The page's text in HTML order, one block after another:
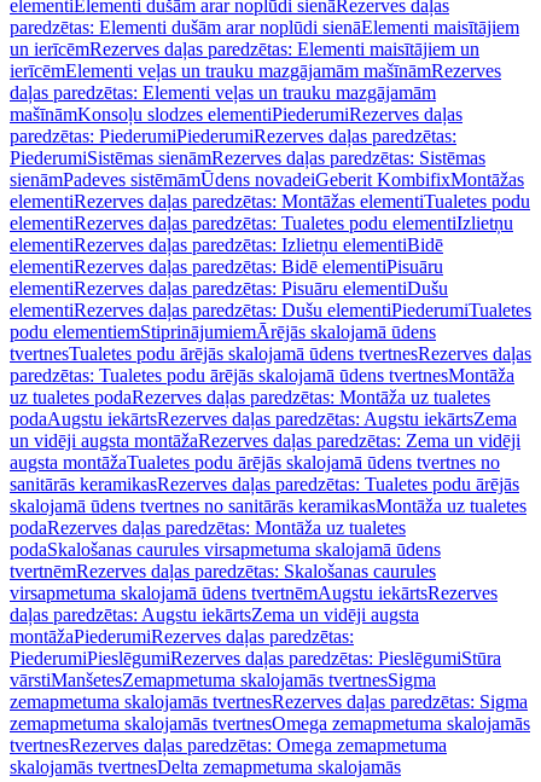
elementiElementi dušām arar noplūdi sienāRezerves daļas
paredzētas: Elementi dušām arar noplūdi sienāElementi maisītājiem
un ierīcēmRezerves daļas paredzētas: Elementi maisītājiem un
ierīcēmElementi veļas un trauku mazgājamām mašīnāmRezerves
daļas paredzētas: Elementi veļas un trauku mazgājamām
mašīnāmKonsoļu slodzes elementiPiederumiRezerves daļas
paredzētas: PiederumiPiederumiRezerves daļas paredzētas:
PiederumiSistēmas sienāmRezerves daļas paredzētas: Sistēmas
sienāmPadeves sistēmāmŪdens novadeiGeberit KombifixMontāžas
elementiRezerves daļas paredzētas: Montāžas elementiTualetes podu
elementiRezerves daļas paredzētas: Tualetes podu elementiIzlietņu
elementiRezerves daļas paredzētas: Izlietņu elementiBidē
elementiRezerves daļas paredzētas: Bidē elementiPisuāru
elementiRezerves daļas paredzētas: Pisuāru elementiDušu
elementiRezerves daļas paredzētas: Dušu elementiPiederumiTualetes
podu elementiemStiprinājumiemĀrējās skalojamā ūdens
tvertnesTualetes podu ārējās skalojamā ūdens tvertnesRezerves daļas
paredzētas: Tualetes podu ārējās skalojamā ūdens tvertnesMontāža
uz tualetes podaRezerves daļas paredzētas: Montāža uz tualetes
podaAugstu iekārtsRezerves daļas paredzētas: Augstu iekārtsZema
un vidēji augsta montāžaRezerves daļas paredzētas: Zema un vidēji
augsta montāžaTualetes podu ārējās skalojamā ūdens tvertnes no
sanitārās keramikasRezerves daļas paredzētas: Tualetes podu ārējās
skalojamā ūdens tvertnes no sanitārās keramikasMontāža uz tualetes
podaRezerves daļas paredzētas: Montāža uz tualetes
podaSkalošanas caurules virsapmetuma skalojamā ūdens
tvertnēmRezerves daļas paredzētas: Skalošanas caurules
virsapmetuma skalojamā ūdens tvertnēmAugstu iekārtsRezerves
daļas paredzētas: Augstu iekārtsZema un vidēji augsta
montāžaPiederumiRezerves daļas paredzētas:
PiederumiPieslēgumiRezerves daļas paredzētas: PieslēgumiStūra
vārstiManšetesZemapmetuma skalojamās tvertnesSigma
zemapmetuma skalojamās tvertnesRezerves daļas paredzētas: Sigma
zemapmetuma skalojamās tvertnesOmega zemapmetuma skalojamās
tvertnesRezerves daļas paredzētas: Omega zemapmetuma
skalojamās tvertnesDelta zemapmetuma skalojamās